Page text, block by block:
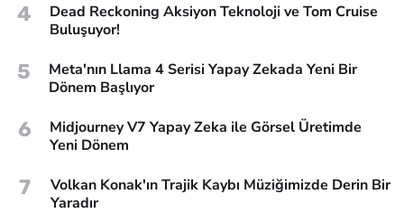
4
Dead Reckoning Aksiyon Teknoloji ve Tom Cruise
Buluşuyor!
5
Meta'nın Llama 4 Serisi Yapay Zekada Yeni Bir
Dönem Başlıyor
6
Midjourney V7 Yapay Zeka ile Görsel Üretimde
Yeni Dönem
7
Volkan Konak'ın Trajik Kaybı Müziğimizde Derin Bir
Yaradır